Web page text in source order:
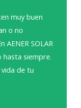
muy buen
o no
AENER SOLAR
hasta siempre.
de tu